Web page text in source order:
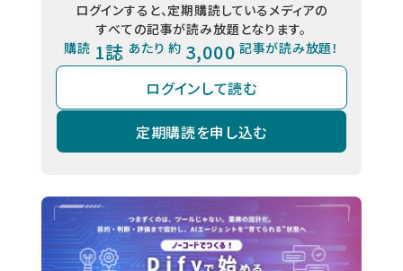
ログインすると、定期購読しているメディアの
すべての記事が読み放題となります。
購読 1誌 あたり 約 3,000 記事が読み放題！
ログインして読む
定期購読を申し込む